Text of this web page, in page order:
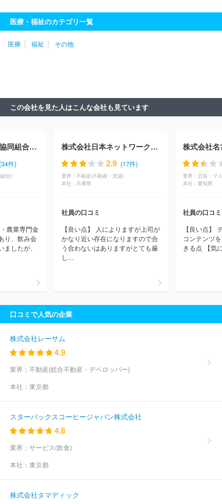
ービス株式会社
ホームケアー株式会社 社会福祉法人同和園
株
式会社はーとふるセゾン
社会福祉法人梓友会
社会福祉法人洗心会
株式会社アズパートナーズ
アースサポート株式会社
社会福祉法
人星谷会
社会福祉法人星槎 社会福祉法人長尾福祉会
法人白根学園
社会福祉法人横浜市福祉サービス協会
株式会社ト
会福祉事業団
社会福祉法人善光会
株式会社オールライフメイト
株式会社ベストライフ
株式会社ヘルシーサービス
株式会社ヘル
コロロ学舎
公益財団法人東京ＹＭＣＡ
株式会社日本デイケアセ
株式会社ＲＡＲＥＣＲＥＷ 株式会社ケアサービス
株
ン・ザ・プラネット
コンビウィズ株式会社
社会福祉法人横浜共
生会
株式会社リエイケア トラストガーデン株式会社
株式会社
学研ココファン
株式会社ラックコーポレーション
ケアパートナ
国健康保険協会
株式会社ハーベスト
株式会社ケアリッツ・アンド・パートナーズ
社会福祉法人草加福祉会
医療・福祉のカテゴリ一覧
医療 福祉 その他
この会社を見た人はこんな会社も見ています
神奈川県信用農業協同組合連合会
件)
合)
農業専門金
り、飲み会
したが、
株式会社日本ネットワークサービス
2.9 (17件)
業界： 不動産(不動産・賃貸)
本社： 兵庫県
社員の口コミ
【良い点】 人によりますが上司が
かなり近い存在になりますので合
う合わないはありますがとても厳
し...
株式会社
業界：
本社： 愛知県
社員の口コミ
【良い点】
コンテンツ
きる点 【気
口コミで人気の企業
株式会社レーサム
4.9
業界： 不動産(総合不動産・デベロッパー)
本社： 東京都
スターバックスコーヒージャパン株式会社
4.8
業界： サービス(飲食)
本社： 東京都
株式会社タマディック